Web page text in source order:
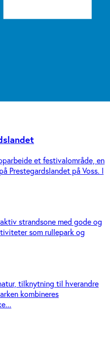
et festivalområde, en
Prestegardslandet på Voss. I
strandsone med gode og
som rullepark og
tilknytning til hverandre
kombineres